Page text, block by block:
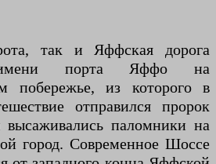
так и Яффская дорога
порта Яффо на
побережье, из которого в
отправился пророк
паломники на
город. Современное Шоссе